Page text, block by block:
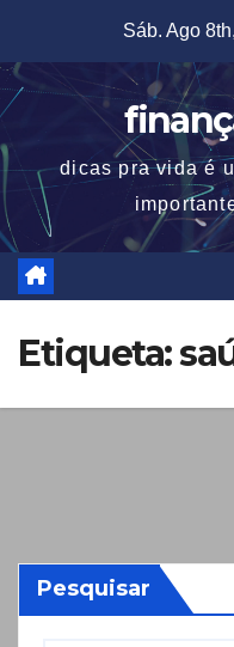
content
Sáb. Ago
dicas pra vida é
Etiqueta:
Pesquisar